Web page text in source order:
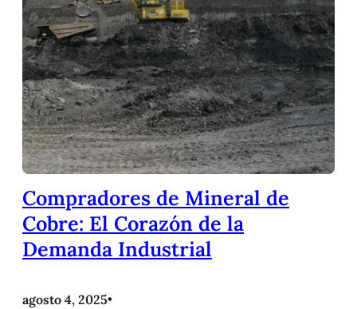
Compradores de Mineral de
Cobre: El Corazón de la
Demanda Industrial
agosto 4, 2025•